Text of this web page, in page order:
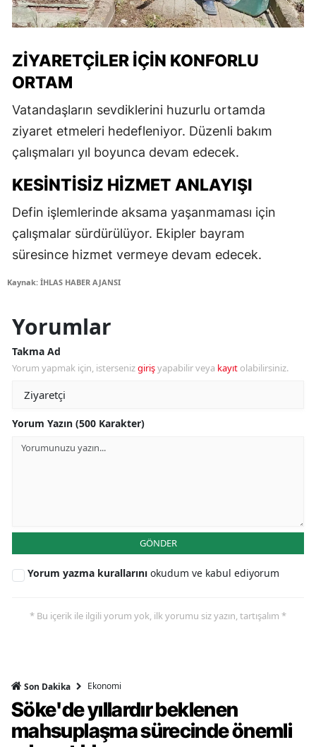
ZIYARETÇILER İÇIN KONFORLU
ORTAM
Vatandaşların sevdiklerini huzurlu ortamda
ziyaret etmeleri hedefleniyor. Düzenli bakım
çalışmaları yıl boyunca devam edecek.
KESINTISIZ HIZMET ANLAYIŞI
Defin işlemlerinde aksama yaşanmaması için
çalışmalar sürdürülüyor. Ekipler bayram
süresince hizmet vermeye devam edecek.
Kaynak: İHLAS HABER AJANSI
Yorumlar
Takma Ad
Yorum yapmak için, istersenizgirişyapabilir veya kayıt olabilirsiniz.
Yorum Yazın (500 Karakter)
GÖNDER
Yorum yazma kurallarını okudum ve kabul ediyorum
* Bu içerik ile ilgili yorum yok, ilk yorumu siz yazın, tartışalım *
Son Dakika Ekonomi
Söke'de yıllardır beklenen
mahsuplaşma sürecinde önemli